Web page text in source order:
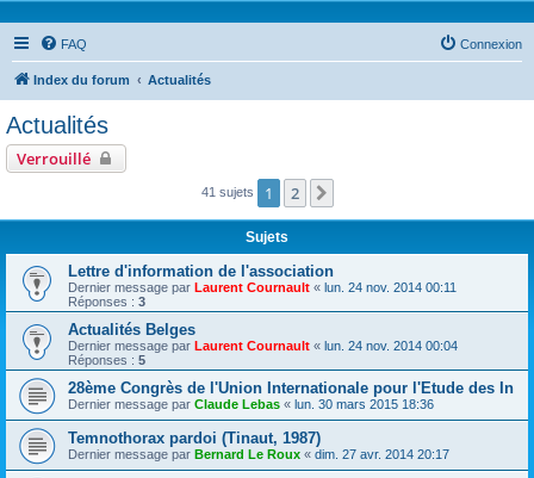
FAQ Connexion
Index du forum Actualités
Actualités
Verrouillé
41 sujets 1 2
Sujets
Lettre d'information de l'association
Dernier message par Laurent Cournault « lun. 24 nov. 2014 00:11
Réponses : 3
Actualités Belges
Dernier message par Laurent Cournault « lun. 24 nov. 2014 00:04
Réponses : 5
28ème Congrès de l'Union Internationale pour l'Etude des In
Dernier message par Claude Lebas « lun. 30 mars 2015 18:36
Temnothorax pardoi (Tinaut, 1987)
Dernier message par Bernard Le Roux « dim. 27 avr. 2014 20:17